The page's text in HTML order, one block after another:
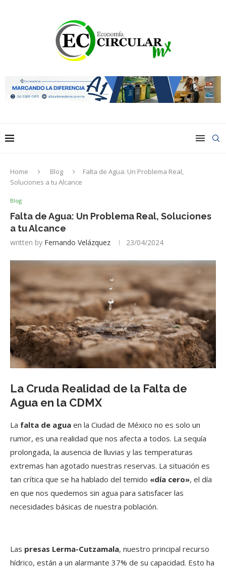
Home Blog
Falta de Agua: Un Problema Real,
Soluciones a tu Alcance
Blog
Falta de Agua: Un Problema Real, Soluciones
a tu Alcance
written by Fernando Velázquez 23/04/2024
La Cruda Realidad de la Falta de
Agua en la CDMX
La falta de agua en la Ciudad de México no es solo un
rumor, es una realidad que nos afecta a todos. La sequía
prolongada, la ausencia de lluvias y las temperaturas
extremas han agotado nuestras reservas. La situación es
tan crítica que se ha hablado del temido «día cero», el día
en que nos quedemos sin agua para satisfacer las
necesidades básicas de nuestra población.
Las presas Lerma-Cutzamala, nuestro principal recurso
hídrico, están a un alarmante 37% de su capacidad. Esto ha